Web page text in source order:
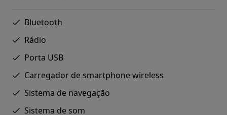
Bluetooth
Rádio
Porta USB
Carregador de smartphone wireless
Sistema de navegação
Sistema de som